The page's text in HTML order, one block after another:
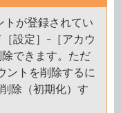
が登録されてい
設定］-［アカウ
できます。ただ
ントを削除するに
除（初期化）す